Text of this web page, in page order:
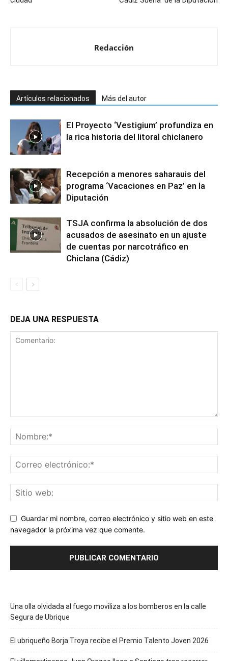
Redacción
Artículos relacionados Más del autor
El Proyecto ‘Vestigium’ profundiza en
la rica historia del litoral chiclanero
Recepción a menores saharauis del
programa ‘Vacaciones en Paz’ en la
Diputación
TSJA confirma la absolución de dos
acusados de asesinato en un ajuste
de cuentas por narcotráfico en
Chiclana (Cádiz)
DEJA UNA RESPUESTA
Guardar mi nombre, correo electrónico y sitio web en este
navegador la próxima vez que comente.
Una olla olvidada al fuego moviliza a los bomberos en la calle
Segura de Ubrique
El ubriqueño Borja Troya recibe el Premio Talento Joven 2026